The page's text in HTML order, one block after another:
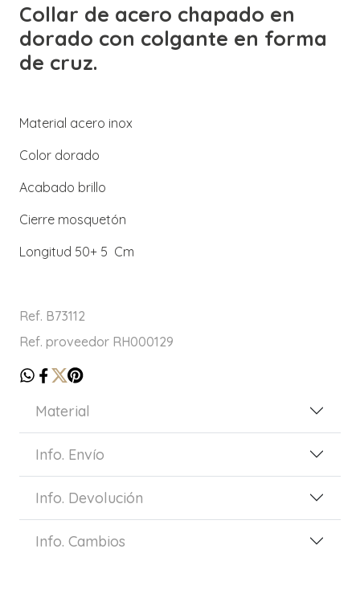
Collar de acero chapado en
dorado con colgante en forma
de cruz.
Material acero inox
Color dorado
Acabado brillo
Cierre mosquetón
Longitud 50+ 5 Cm
Ref. B73112
Ref. proveedor RH000129
Material
Info. Envío
Info. Devolución
Info. Cambios